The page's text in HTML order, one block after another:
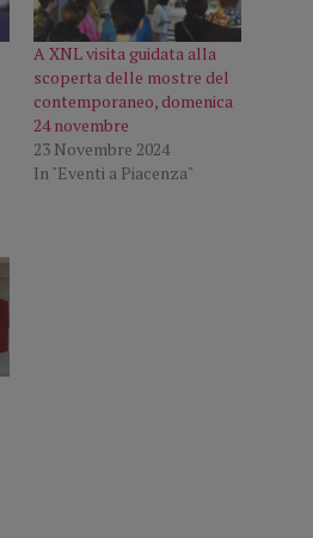
A XNL visita guidata alla
scoperta delle mostre del
contemporaneo, domenica
24 novembre
23 Novembre 2024
In "Eventi a Piacenza"